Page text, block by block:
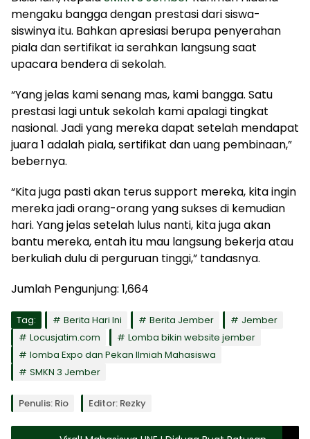
mengaku bangga dengan prestasi dari siswa-
siswinya itu. Bahkan apresiasi berupa penyerahan
piala dan sertifikat ia serahkan langsung saat
upacara bendera di sekolah.
“Yang jelas kami senang mas, kami bangga. Satu
prestasi lagi untuk sekolah kami apalagi tingkat
nasional. Jadi yang mereka dapat setelah mendapat
juara 1 adalah piala, sertifikat dan uang pembinaan,”
bebernya.
“Kita juga pasti akan terus support mereka, kita ingin
mereka jadi orang-orang yang sukses di kemudian
hari. Yang jelas setelah lulus nanti, kita juga akan
bantu mereka, entah itu mau langsung bekerja atau
berkuliah dulu di perguruan tinggi,” tandasnya.
Jumlah Pengunjung: 1,664
Tag: Berita Hari Ini Berita Jember
Jember
Locusjatim.com
Lomba bikin website jember
lomba Expo dan Pekan Ilmiah Mahasiswa
SMKN 3 Jember
Penulis: Rio Editor: Rezky